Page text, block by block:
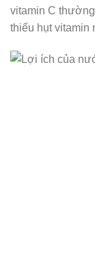
vitamin C
thiếu hụt vitamin